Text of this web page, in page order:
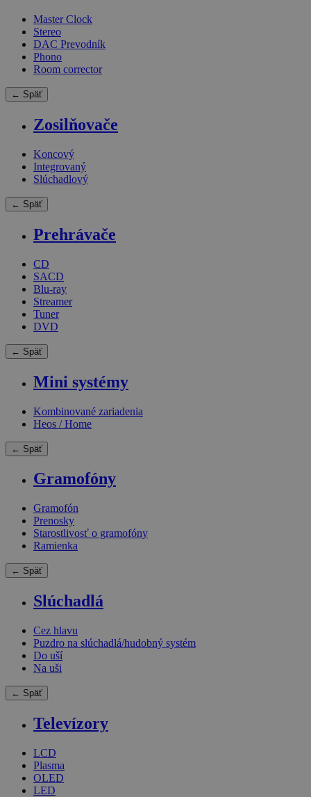
Master Clock
Stereo
DAC Prevodník
Phono
Room corrector
← Späť
Zosilňovače
Koncový
Integrovaný
Slúchadlový
← Späť
Prehrávače
CD
SACD
Blu-ray
Streamer
Tuner
DVD
← Späť
Mini systémy
Kombinované zariadenia
Heos / Home
← Späť
Gramofóny
Gramofón
Prenosky
Starostlivosť o gramofóny
Ramienka
← Späť
Slúchadlá
Cez hlavu
Puzdro na slúchadlá/hudobný systém
Do uší
Na uši
← Späť
Televízory
LCD
Plasma
OLED
LED